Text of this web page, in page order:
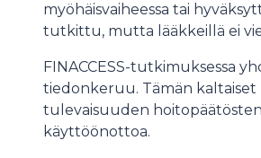
myöhäisvaiheessa tai
tutkittu, mutta lääkkeillä ei
FINACCESS-tutkimuksessa
tiedonkeruu. Tämän
tulevaisuuden
käyttöönottoa.